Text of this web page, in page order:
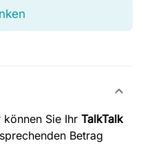
Sie Ihr TalkTalk
Betrag